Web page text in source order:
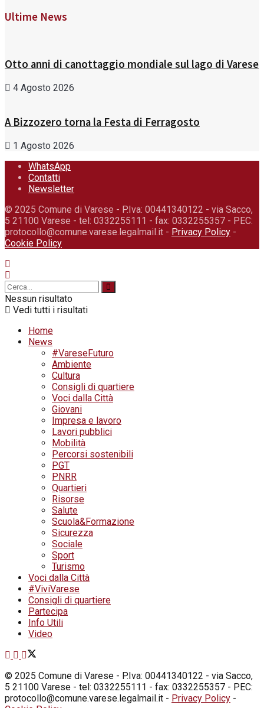
Ultime News
Otto anni di canottaggio mondiale sul lago di Varese
4 Agosto 2026
A Bizzozero torna la Festa di Ferragosto
1 Agosto 2026
WhatsApp
Contatti
Newsletter
© 2025 Comune di Varese - P.Iva: 00441340122 - via Sacco,
5 21100 Varese - tel: 0332255111 - fax: 0332255357 - PEC:
protocollo@comune.varese.legalmail.it - Privacy Policy -
Cookie Policy
Nessun risultato
Vedi tutti i risultati
Home
News
#VareseFuturo
Ambiente
Cultura
Consigli di quartiere
Voci dalla Città
Giovani
Impresa e lavoro
Lavori pubblici
Mobilità
Percorsi sostenibili
PGT
PNRR
Quartieri
Risorse
Salute
Scuola&Formazione
Sicurezza
Sociale
Sport
Turismo
Voci dalla Città
#ViviVarese
Consigli di quartiere
Partecipa
Info Utili
Video
© 2025 Comune di Varese - P.Iva: 00441340122 - via Sacco,
5 21100 Varese - tel: 0332255111 - fax: 0332255357 - PEC:
protocollo@comune.varese.legalmail.it - Privacy Policy -